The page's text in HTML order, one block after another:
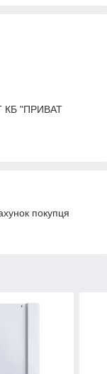
КБ "ПРИВАТ
покупця